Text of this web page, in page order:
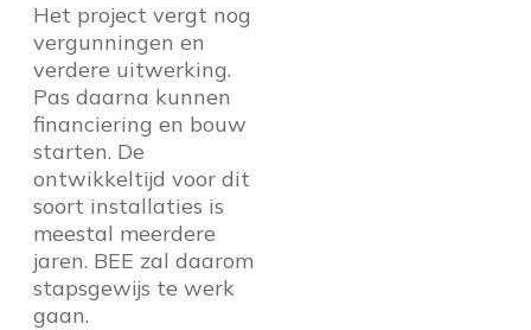
Het project vergt nog
vergunningen en
verdere uitwerking.
Pas daarna kunnen
financiering en bouw
starten. De
ontwikkeltijd voor dit
soort installaties is
meestal meerdere
jaren. BEE zal daarom
stapsgewijs te werk
gaan.